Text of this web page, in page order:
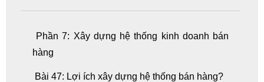
Phần 7: Xây dựng hệ thống kinh doanh bán
hàng
Bài 47: Lợi ích xây dựng hệ thống bán hàng?